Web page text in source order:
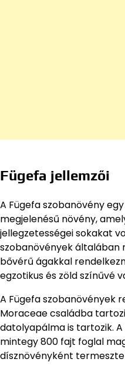
Fügefa jellemzői
A Fügefa szobanövény
megjelenésű növény,
jellegzetességei sokakat
szobanövények általában
bővérű ágakkal
egzotikus és zöld színűvé
A Fügefa szobanövények
Moraceae családba
datolyapálma is tartozik.
mintegy 800 fajt foglal
dísznövényként